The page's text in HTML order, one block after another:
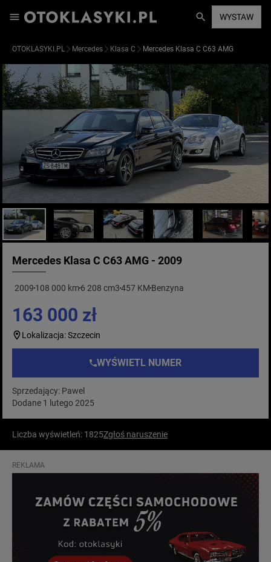
WYSTAW
OTOKLASYKI.PL Mercedes Klasa C Mercedes Klasa C C63 AMG
Mercedes Klasa C C63 AMG - 2009
2009 108 000 km6 208 cm3457 KM Benzyna
163 000 zł
Lokalizacja: Szczecin
WYŚWIETL NUMER
Sprzedający: Pawel
Dodane 1 lutego 2025
Liczba wyświetleń: 1825Zgłoś naruszenie
REKLAMA